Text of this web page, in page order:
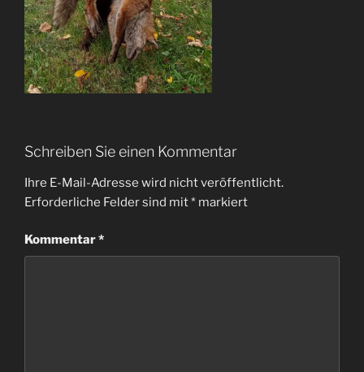
Schreiben Sie einen Kommentar
Ihre E-Mail-Adresse wird nicht veröffentlicht.
Erforderliche Felder sind mit* markiert
Kommentar*